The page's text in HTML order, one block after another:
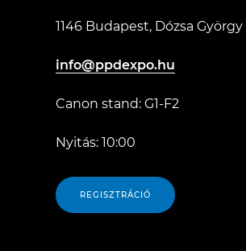
1146 Budapest, Dózsa György
info@ppdexpo.hu
Canon stand: G1-F2
Nyitás: 10:00
REGISZTRÁCIÓ